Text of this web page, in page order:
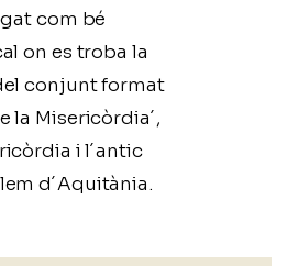
com bé
on es troba la
conjunt format
la Misericòrdia´,
i l´antic
d´Aquitània.